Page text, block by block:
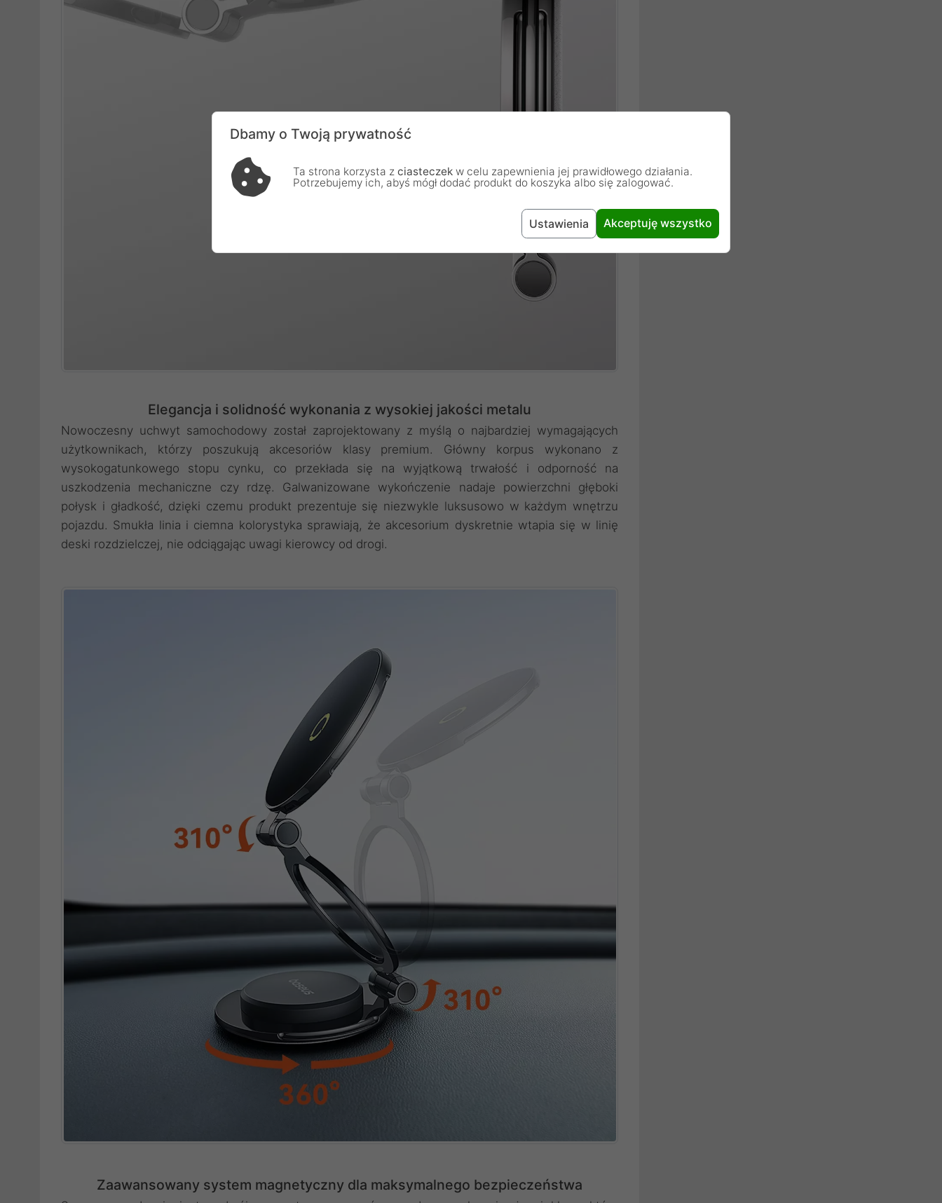
Elegancja i solidność wykonania z wysokiej jakości metalu
Nowoczesny uchwyt samochodowy został zaprojektowany z myślą o najbardziej wymagających
użytkownikach, którzy poszukują akcesoriów klasy premium. Główny korpus wykonano z
wysokogatunkowego stopu cynku, co przekłada się na wyjątkową trwałość i odporność na
uszkodzenia mechaniczne czy rdzę. Galwanizowane wykończenie nadaje powierzchni głęboki
połysk i gładkość, dzięki czemu produkt prezentuje się niezwykle luksusowo w każdym wnętrzu
pojazdu. Smukła linia i ciemna kolorystyka sprawiają, że akcesorium dyskretnie wtapia się w linię
deski rozdzielczej, nie odciągając uwagi kierowcy od drogi.
Zaawansowany system magnetyczny dla maksymalnego bezpieczeństwa
Dbamy o Twoją prywatność
Ta strona korzysta z ciasteczek w celu zapewnienia jej prawidłowego działania.
Potrzebujemy ich, abyś mógł dodać produkt do koszyka albo się zalogować.
Ustawienia Akceptuję wszystko